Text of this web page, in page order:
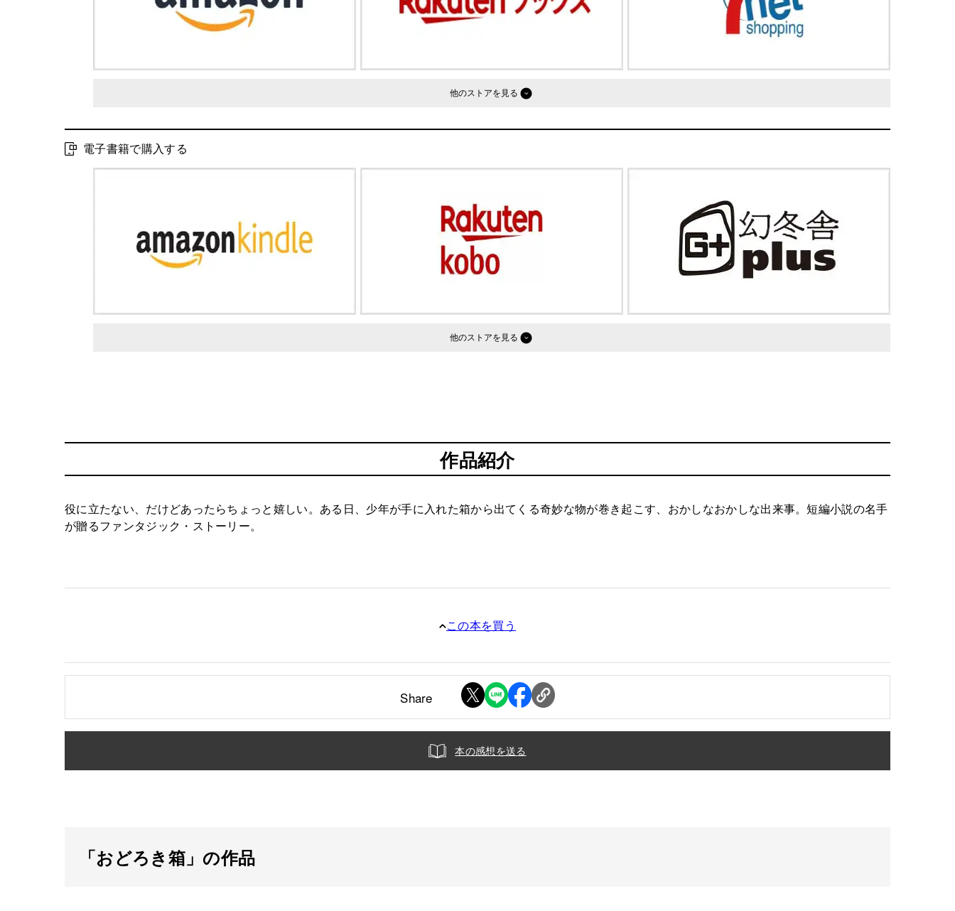
他のストア
電子書籍で購入する
他のストア
作品紹介
役に立たない、だけどあったらちょっと嬉しい。ある日、少年が手に入れた箱から出てくる奇妙な物が巻き起こす、おかしなおかしな出来事。短編小説の名手
が贈るファンタジック・ストーリー。
この本を買う
Share
本の感想を送る
「おどろき箱」の作品